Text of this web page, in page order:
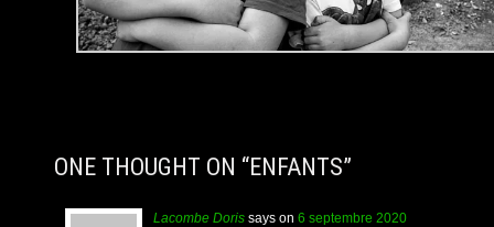
ONE THOUGHT ON “ENFANTS”
Lacombe Doris sayson 6 septembre 2020